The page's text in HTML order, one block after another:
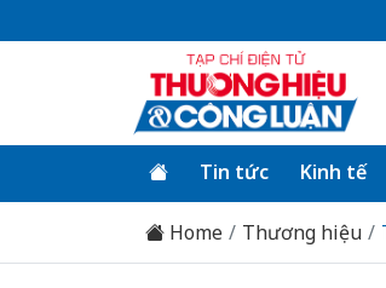
Tin tức Kinh tế
Home Thương hiệu